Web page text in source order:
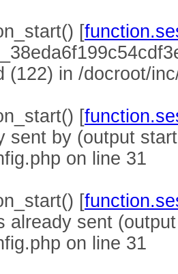
[
(122) in /docroot/
[
sent by (output
on line 31
[
already sent
on line 31